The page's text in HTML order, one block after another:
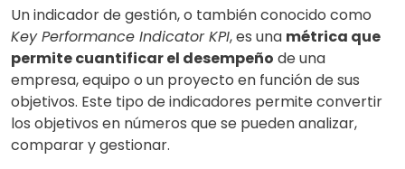
Un indicador de gestión, o también conocido como
Key Performance Indicator KPI, es una métrica que
permite cuantificar el desempeño de una
empresa, equipo o un proyecto en función de sus
objetivos. Este tipo de indicadores permite convertir
los objetivos en números que se pueden analizar,
comparar y gestionar.